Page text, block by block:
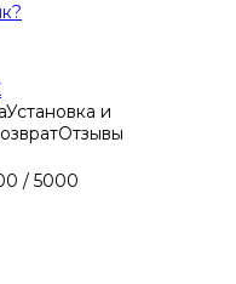
Установка и
Отзывы
/ 5000